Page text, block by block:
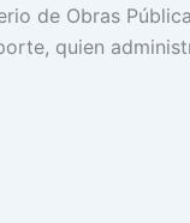
de Obras
quien